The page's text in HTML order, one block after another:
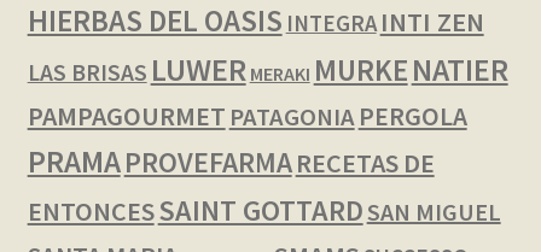
HIERBAS DEL OASIS INTEGRA INTI ZEN
LAS BRISAS LUWER MERAKI MURKENATIER
PAMPAGOURMET PATAGONIA PERGOLA
PRAMAPROVEFARMARECETAS DE
ENTONCESSAINT GOTTARDSAN MIGUEL